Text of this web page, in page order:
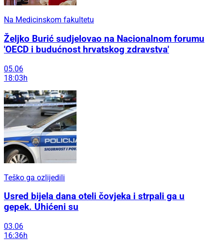
Na Medicinskom fakultetu
Željko Burić sudjelovao na Nacionalnom forumu
'OECD i budućnost hrvatskog zdravstva'
05.06
18:03h
Teško ga ozlijedili
Usred bijela dana oteli čovjeka i strpali ga u
gepek. Uhićeni su
03.06
16:36h